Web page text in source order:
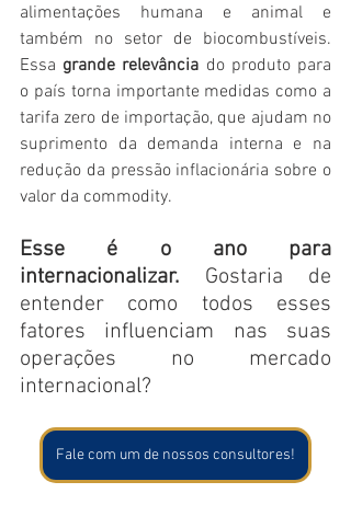
alimentações humana e animal e
também no setor de biocombustíveis.
Essa grande relevância do produto para
o país torna importante medidas como a
tarifa zero de importação, que ajudam no
suprimento da demanda interna e na
redução da pressão inflacionária sobre o
valor da commodity.
Esse é o ano para
internacionalizar. Gostaria de
entender como todos esses
fatores influenciam nas suas
operações no mercado
internacional?
Fale com um de nossos consultores!